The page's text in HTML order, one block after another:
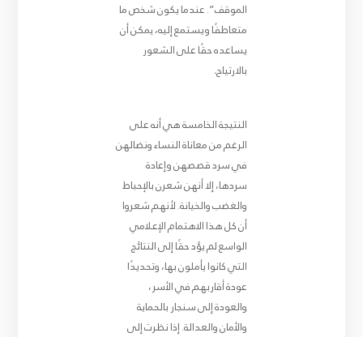
الموقف”. عندما يكون شخص ما
متعاطفًا ويستمع إليه، يمكن أن
يساعده حقًا على الشعور
بالارتياح.
النتيجة الخامسة هي أنه على
الرغم من معاناة النساء ونضالهن
في سرد قصصهن وإعادة
سردها، إلا أنهن شعرن بالإحباط
والغضب والخيانة. لأنهم شعروا
أن كل هذا الاهتمام الإعلامي
الواسع لم يؤد حقًا إلى النتائج
التي كانوا يأملون بها، وتحديدًا
عودة أقاربهم في الأسر،
والعودة إلى سنجار بالحماية
والأمان والعدالة. إذا نظرت إلى